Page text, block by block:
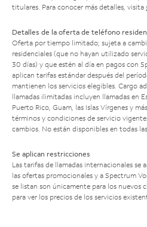
titulares. Para conocer más detalles, visita
Detalles de la oferta de teléfono
Oferta por tiempo limitado; sujeta a
residenciales (que no hayan utilizado
30 días) y que estén al día en pagos con
aplican tarifas estándar después del
mantienen los servicios elegibles. Cargo
llamadas ilimitadas incluyen llamadas en
Puerto Rico, Guam, las Islas Vírgenes y
términos y condiciones de servicio
cambios. No están disponibles en todas
Se aplican restricciones
Las tarifas de llamadas internacionales se
las ofertas promocionales y a Spectrum
se listan son únicamente para los nuevos
para ver los precios de los servicios